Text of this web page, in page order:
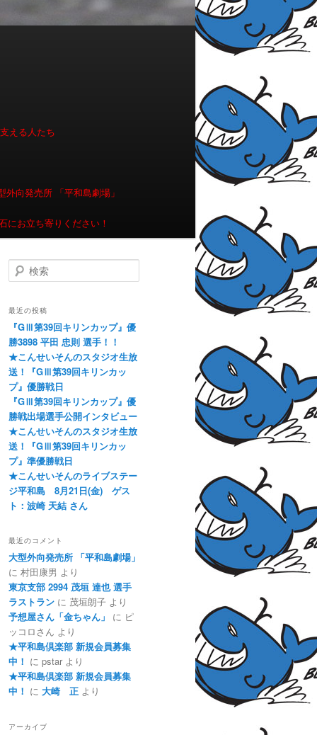
える人たち
外向発売所 「平和島劇場」
にお立ち寄りください！
検索
最近の投稿
『GⅢ第39回キリンカップ』優
勝3898 平田 忠則 選手！！
★こんせいそんのスタジオ生放
送！『GⅢ第39回キリンカッ
プ』優勝戦日
『GⅢ第39回キリンカップ』優
勝戦出場選手公開インタビュー
★こんせいそんのスタジオ生放
送！『GⅢ第39回キリンカッ
プ』準優勝戦日
★こんせいそんのライブステー
ジ平和島 8月21日(金) ゲス
ト：波崎 天結 さん
最近のコメント
大型外向発売所 「平和島劇場」
に 村田康男 より
東京支部 2994 茂垣 達也 選手
ラストラン に 茂垣朗子 より
予想屋さん「金ちゃん」
に ピ
ッコロさん より
★平和島倶楽部 新規会員募集
中！ に pstar より
★平和島倶楽部 新規会員募集
中！ に 大崎 正 より
アーカイブ